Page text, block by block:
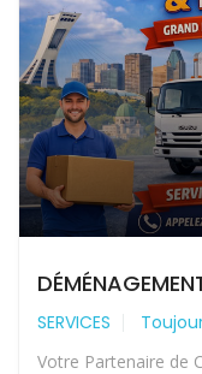
SERVICES
Votre Partenaire de